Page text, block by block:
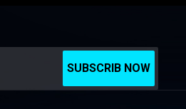
SUBSCRIB NOW